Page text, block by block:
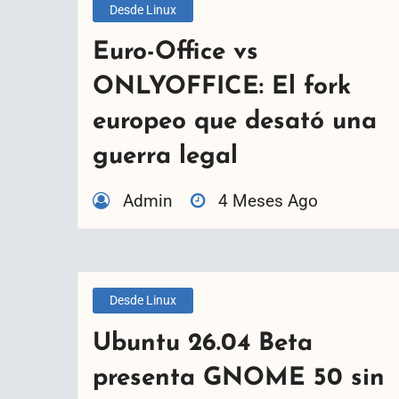
Desde Linux
Euro-Office vs
ONLYOFFICE: El fork
europeo que desató una
guerra legal
Admin 4 Meses Ago
Desde Linux
Ubuntu 26.04 Beta
presenta GNOME 50 sin